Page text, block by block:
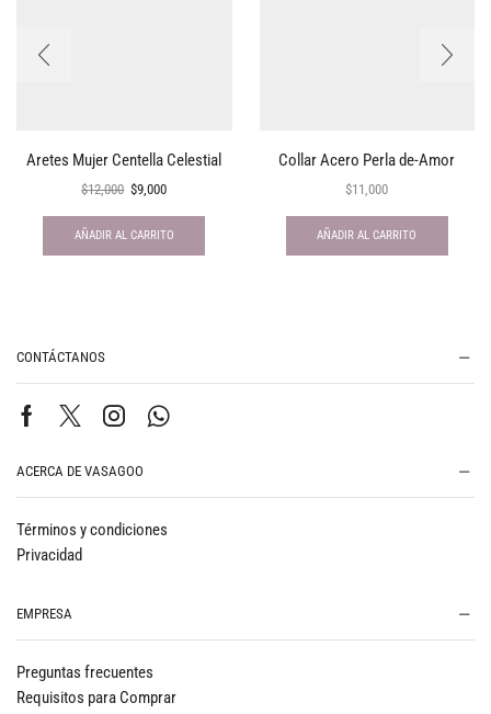
Aretes Mujer Centella Celestial
$12,000 $9,000
AÑADIR AL CARRITO
Collar Acero Perla de-Amor
$11,000
AÑADIR AL CARRITO
CONTÁCTANOS
ACERCA DE VASAGOO
Términos y condiciones
Privacidad
EMPRESA
Preguntas frecuentes
Requisitos para Comprar